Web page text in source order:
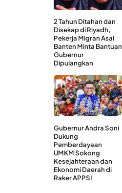
2 Tahun Ditahan dan
Disekap di Riyadh,
Pekerja Migran Asal
Banten Minta Bantuan
Gubernur
Dipulangkan
Gubernur Andra Soni
Dukung
Pemberdayaan
UMKM Sokong
Kesejahteraan dan
Ekonomi Daerah di
Raker APPSI